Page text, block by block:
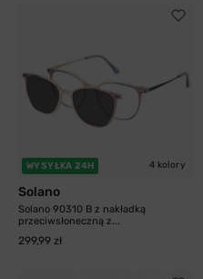
WYSYŁKA 24H 4 kolory
Solano
Solano 90310 B z nakładką
przeciwsłoneczną z...
299,99 zł